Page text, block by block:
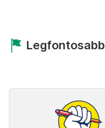
Legfontosabb